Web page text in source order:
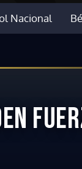
Nacional